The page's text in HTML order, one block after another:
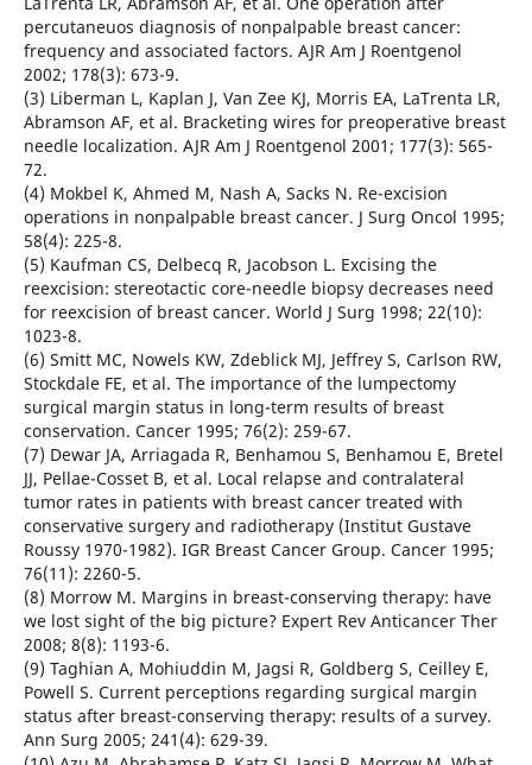
percutaneuos diagnosis of nonpalpable breast cancer:
frequency and associated factors. AJR Am J Roentgenol
2002; 178(3): 673-9.
(3) Liberman L, Kaplan J, Van Zee KJ, Morris EA, LaTrenta LR,
Abramson AF, et al. Bracketing wires for preoperative breast
needle localization. AJR Am J Roentgenol 2001; 177(3): 565-
72.
(4) Mokbel K, Ahmed M, Nash A, Sacks N. Re-excision
operations in nonpalpable breast cancer. J Surg Oncol 1995;
58(4): 225-8.
(5) Kaufman CS, Delbecq R, Jacobson L. Excising the
reexcision: stereotactic core-needle biopsy decreases need
for reexcision of breast cancer. World J Surg 1998; 22(10):
1023-8.
(6) Smitt MC, Nowels KW, Zdeblick MJ, Jeffrey S, Carlson RW,
Stockdale FE, et al. The importance of the lumpectomy
surgical margin status in long-term results of breast
conservation. Cancer 1995; 76(2): 259-67.
(7) Dewar JA, Arriagada R, Benhamou S, Benhamou E, Bretel
JJ, Pellae-Cosset B, et al. Local relapse and contralateral
tumor rates in patients with breast cancer treated with
conservative surgery and radiotherapy (Institut Gustave
Roussy 1970-1982). IGR Breast Cancer Group. Cancer 1995;
76(11): 2260-5.
(8) Morrow M. Margins in breast-conserving therapy: have
we lost sight of the big picture? Expert Rev Anticancer Ther
2008; 8(8): 1193-6.
(9) Taghian A, Mohiuddin M, Jagsi R, Goldberg S, Ceilley E,
Powell S. Current perceptions regarding surgical margin
status after breast-conserving therapy: results of a survey.
Ann Surg 2005; 241(4): 629-39.